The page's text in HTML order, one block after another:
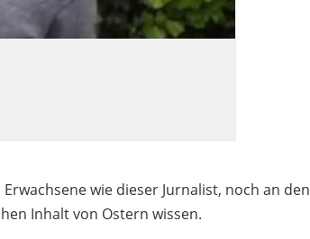
wie dieser Jurnalist, noch an den
Inhalt von Ostern wissen.